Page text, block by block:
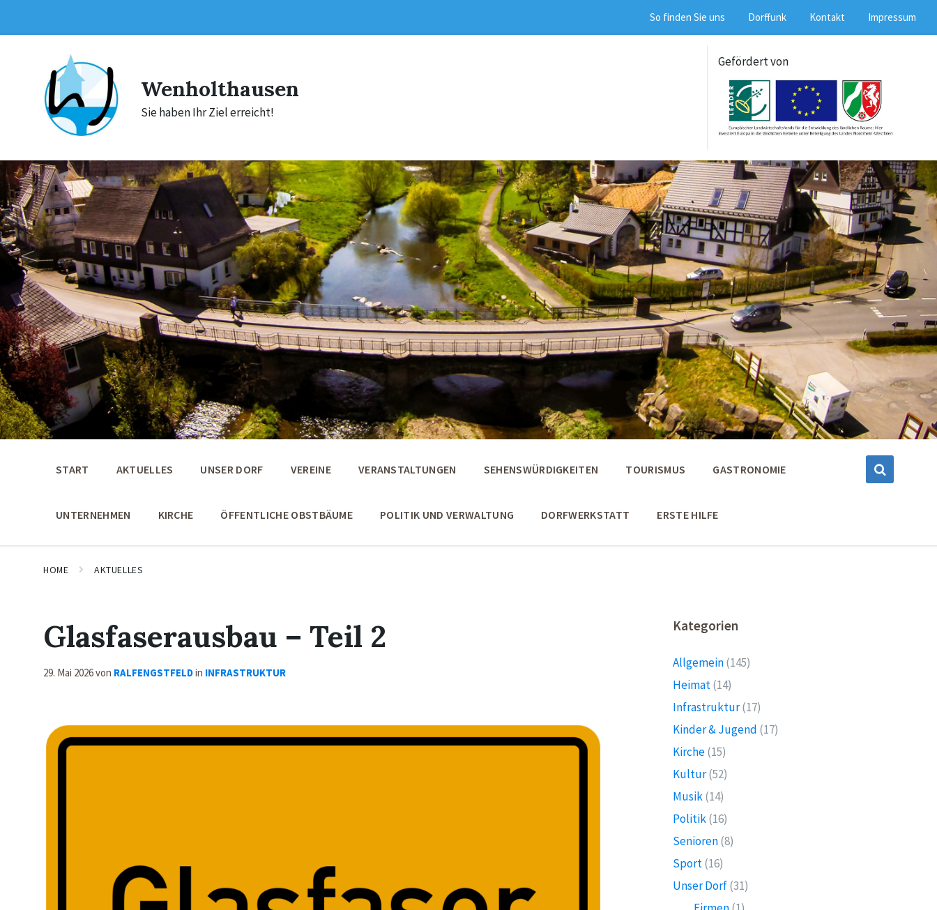
content
main
footer
So finden Sie uns Dorffunk Kontakt Impressum
Wenholthausen
Sie haben Ihr Ziel erreicht!
Gefördert von
START AKTUELLES UNSER DORF VEREINE VERANSTALTUNGEN SEHENSWÜRDIGKEITEN TOURISMUS GASTRONOMIE
UNTERNEHMEN KIRCHE ÖFFENTLICHE OBSTBÄUME POLITIK UND VERWALTUNG DORFWERKSTATT ERSTE HILFE
HOME AKTUELLES
Glasfaserausbau – Teil 2
29. Mai 2026von RALFENGSTFELDin INFRASTRUKTUR
Kategorien
Allgemein(145)
Heimat(14)
Infrastruktur(17)
Kinder & Jugend (17)
Kirche(15)
Kultur(52)
Musik(14)
Politik(16)
Senioren(8)
Sport(16)
Unser Dorf(31)